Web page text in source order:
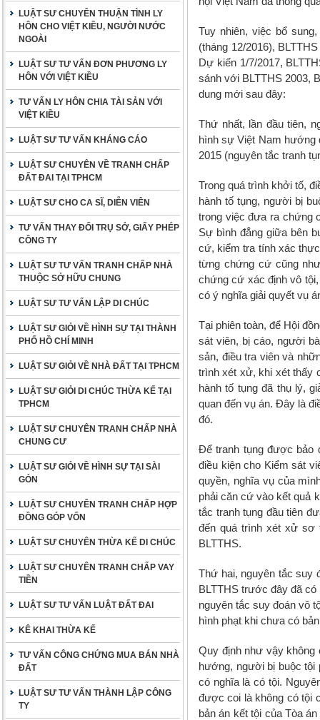
LUẬT SƯ CHUYÊN THUẬN TÌNH LY
HÔN CHO VIỆT KIỀU, NGƯỜI NƯỚC
NGOÀI
LUẬT SƯ TƯ VẤN ĐƠN PHƯƠNG LY
HÔN VỚI VIỆT KIỀU
TƯ VẤN LY HÔN CHIA TÀI SẢN VỚI
VIỆT KIỀU
LUẬT SƯ TƯ VẤN KHÁNG CÁO
LUẬT SƯ CHUYÊN VỀ TRANH CHẤP
ĐẤT ĐAI TẠI TPHCM
LUẬT SƯ CHO CA SĨ, DIỄN VIÊN
TƯ VẤN THAY ĐỔI TRỤ SỞ, GIẤY PHÉP
CÔNG TY
LUẬT SƯ TƯ VẤN TRANH CHẤP NHÀ
THUỘC SỞ HỮU CHUNG
LUẬT SƯ TƯ VẤN LẬP DI CHÚC
LUẬT SƯ GIỎI VỀ HÌNH SỰ TẠI THÀNH
PHỐ HỒ CHÍ MINH
LUẬT SƯ GIỎI VỀ NHÀ ĐẤT TẠI TPHCM
LUẬT SƯ GIỎI DI CHÚC THỪA KẾ TẠI
TPHCM
LUẬT SƯ CHUYÊN TRANH CHẤP NHÀ
CHUNG CƯ
LUẬT SƯ GIỎI VỀ HÌNH SỰ TẠI SÀI
GÒN
LUẬT SƯ CHUYÊN TRANH CHẤP HỢP
ĐỒNG GÓP VỐN
LUẬT SƯ CHUYÊN THỪA KẾ DI CHÚC
LUẬT SƯ CHUYÊN TRANH CHẤP VAY
TIỀN
LUẬT SƯ TƯ VẤN LUẬT ĐẤT ĐAI
KÊ KHAI THỪA KẾ
TƯ VẤN CÔNG CHỨNG MUA BÁN NHÀ
ĐẤT
LUẬT SƯ TƯ VẤN THÀNH LẬP CÔNG
TY
Tuy nhiên, việc bổ
(tháng 12/2016),
Dự kiến 1/7/2017,
sánh với BLTTHS 2003,
dung mới sau đây:
Thứ nhất, lần đầu tiên,
hình sự Việt Nam hướng
2015 (nguyên tắc tranh
Trong quá trình khởi tố,
hành tố tụng, người bị
trong việc đưa ra chứng
Sự bình đẳng giữa bên
cứ, kiểm tra tính xác
từng chứng cứ cũng
chứng cứ xác định vô
có ý nghĩa giải quyết vụ
Tại phiên toàn, để Hội
sát viên, bị cáo, người
sản, điều tra viên và
trình xét xử, khi xét thấy
hành tố tụng đã thụ lý,
quan đến vụ án. Đây là
đó.
Để tranh tụng được bảo
điều kiện cho Kiểm sát
quyền, nghĩa vụ của
phải căn cứ vào kết quả
tắc tranh tụng đầu tiên
đến quá trình xét xử sơ
BLTTHS.
Thứ hai, nguyên tắc suy
BLTTHS trước đây đã
nguyên tắc suy đoán vô
hình phạt khi chưa có
Quy định như vậy không
hướng, người bị buộc tội
có nghĩa là có tội.
được coi là không có tội
bản án kết tội của Tòa